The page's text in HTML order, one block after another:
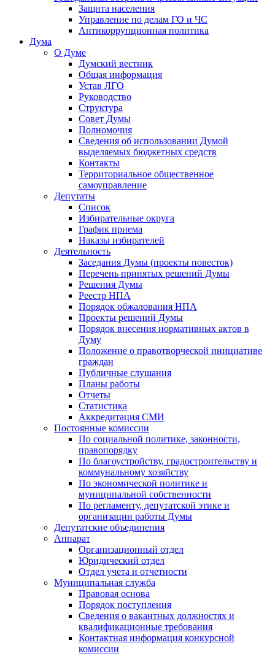
Защита населения
Управление по делам ГО и ЧС
Антикоррупционная политика
Дума
О Думе
Думский вестник
Общая информация
Устав ЛГО
Руководство
Структура
Совет Думы
Полномочия
Сведения об использовании Думой
выделяемых бюджетных средств
Контакты
Территориальное общественное
самоуправление
Депутаты
Список
Избирательные округа
График приема
Наказы избирателей
Деятельность
Заседания Думы (проекты повесток)
Перечень принятых решений Думы
Решения Думы
Реестр НПА
Порядок обжалования НПА
Проекты решений Думы
Порядок внесения нормативных актов в
Думу
Положение о правотворческой инициативе
граждан
Публичные слушания
Планы работы
Отчеты
Статистика
Аккредитация СМИ
Постоянные комиссии
По социальной политике, законности,
правопорядку
По благоустройству, градостроительству и
коммунальному хозяйству
По экономической политике и
муниципальной собственности
По регламенту, депутатской этике и
организации работы Думы
Депутатские объединения
Аппарат
Организационный отдел
Юридический отдел
Отдел учета и отчетности
Муниципальная служба
Правовая основа
Порядок поступления
Сведения о вакантных должностях и
квалификационные требования
Контактная информация конкурсной
комиссии